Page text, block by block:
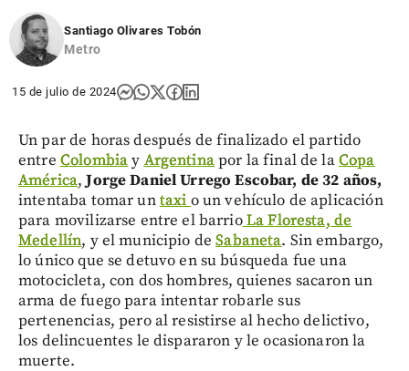
Santiago Olivares Tobón
Metro
15 de julio de 2024
Un par de horas después de finalizado el partido
entre Colombiay Argentinapor la final de laCopa
América,Jorge Daniel Urrego Escobar, de 32 años,
intentaba tomar untaxi o un vehículo de aplicación
para movilizarse entre el barrioLa Floresta, de
Medellín, y el municipio deSabaneta. Sin embargo,
lo único que se detuvo en su búsqueda fue una
motocicleta, con dos hombres, quienes sacaron un
arma de fuego para intentar robarle sus
pertenencias, pero al resistirse al hecho delictivo,
los delincuentes le dispararon y le ocasionaron la
muerte.